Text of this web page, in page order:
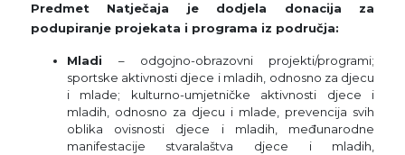
Predmet Natječaja je dodjela donacija za
podupiranje projekata i programa iz područja:
Mladi – odgojno-obrazovni projekti/programi;
sportske aktivnosti djece i mladih, odnosno za djecu
i mlade; kulturno-umjetničke aktivnosti djece i
mladih, odnosno za djecu i mlade, prevencija svih
oblika ovisnosti djece i mladih, međunarodne
manifestacije stvaralaštva djece i mladih,